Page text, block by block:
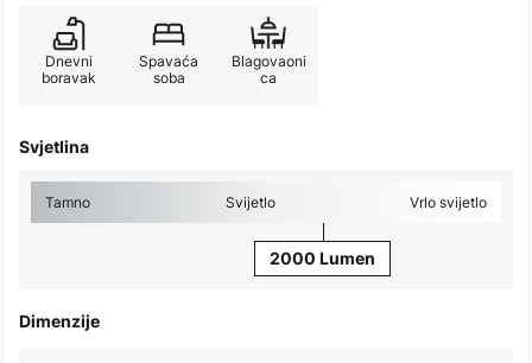
Dnevni
boravak
Spavaća
soba
Blagovaoni
ca
Svjetlina
Tamno Svijetlo Vrlo svijetlo
2000 Lumen
Dimenzije